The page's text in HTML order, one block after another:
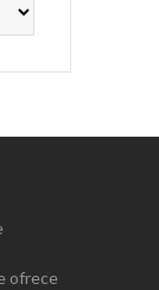
ofrece